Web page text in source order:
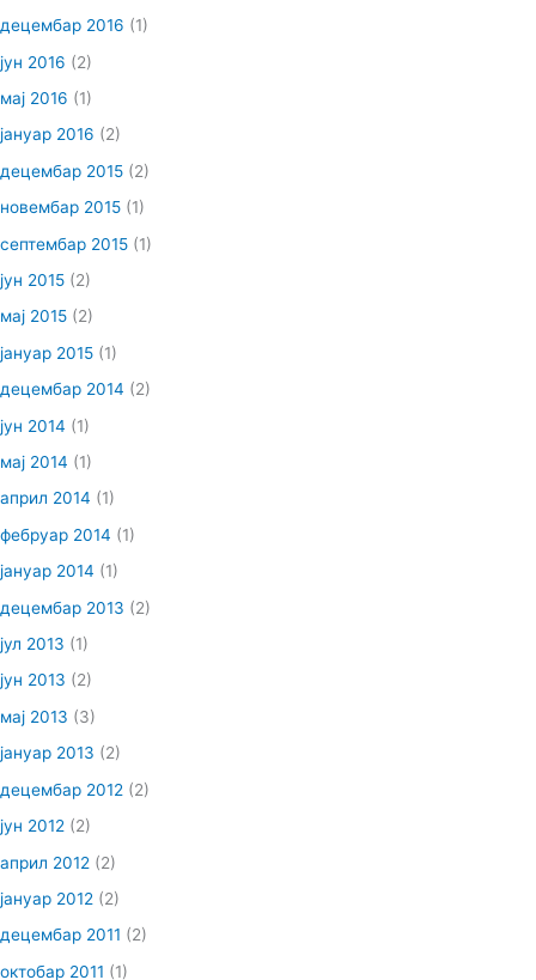
децембар 2016 (1)
јун 2016 (2)
мај 2016 (1)
јануар 2016 (2)
децембар 2015 (2)
новембар 2015 (1)
септембар 2015 (1)
јун 2015 (2)
мај 2015 (2)
јануар 2015 (1)
децембар 2014 (2)
јун 2014 (1)
мај 2014 (1)
април 2014 (1)
фебруар 2014 (1)
јануар 2014 (1)
децембар 2013 (2)
јул 2013 (1)
јун 2013 (2)
мај 2013 (3)
јануар 2013 (2)
децембар 2012 (2)
јун 2012 (2)
април 2012 (2)
јануар 2012 (2)
децембар 2011 (2)
октобар 2011 (1)